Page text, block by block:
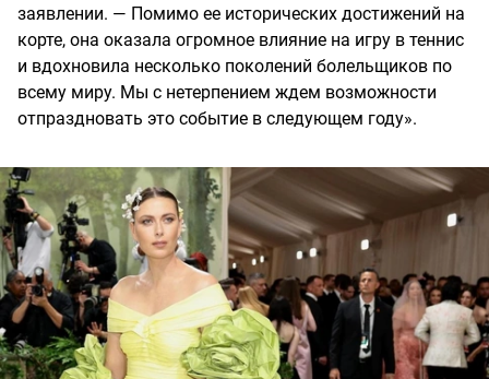
заявлении. — Помимо ее исторических достижений на
корте, она оказала огромное влияние на игру в теннис
и вдохновила несколько поколений болельщиков по
всему миру. Мы с нетерпением ждем возможности
отпраздновать это событие в следующем году».